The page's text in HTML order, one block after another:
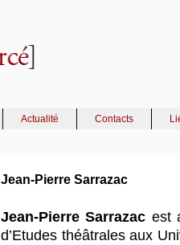
Actualité Contacts
Jean-Pierre Sarrazac
Jean-Pierre Sarrazac est
d’Etudes théâtrales aux